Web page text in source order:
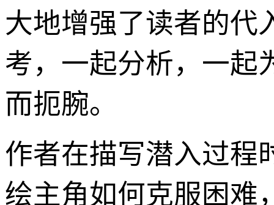
大地增强了读者的代
考，一起分析，一起
而扼腕。
作者在描写潜入过程
绘主角如何克服困难